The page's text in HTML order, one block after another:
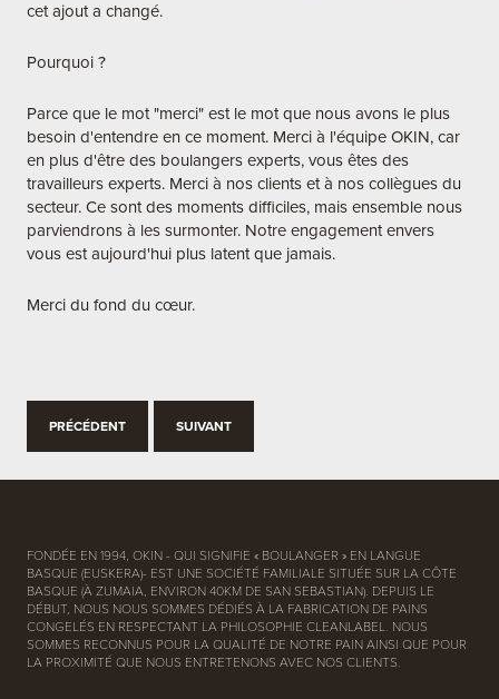
cet ajout a changé.
Pourquoi ?
Parce que le mot "merci" est le mot que nous avons le plus
besoin d'entendre en ce moment. Merci à l'équipe OKIN, car
en plus d'être des boulangers experts, vous êtes des
travailleurs experts. Merci à nos clients et à nos collègues du
secteur. Ce sont des moments difficiles, mais ensemble nous
parviendrons à les surmonter. Notre engagement envers
vous est aujourd'hui plus latent que jamais.
Merci du fond du cœur.
PRÉCÉDENT SUIVANT
FONDÉE EN 1994, OKIN - QUI SIGNIFIE « BOULANGER » EN LANGUE
BASQUE (EUSKERA)- EST UNE SOCIÉTÉ FAMILIALE SITUÉE SUR LA CÔTE
BASQUE (À ZUMAIA, ENVIRON 40KM DE SAN SEBASTIAN). DEPUIS LE
DÉBUT, NOUS NOUS SOMMES DÉDIÉS À LA FABRICATION DE PAINS
CONGELÉS EN RESPECTANT LA PHILOSOPHIE CLEANLABEL. NOUS
SOMMES RECONNUS POUR LA QUALITÉ DE NOTRE PAIN AINSI QUE POUR
LA PROXIMITÉ QUE NOUS ENTRETENONS AVEC NOS CLIENTS.